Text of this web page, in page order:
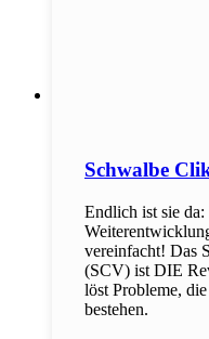
Schwalbe
Endlich ist sie
vereinfacht!
(SCV) ist DIE
löst Probleme,
bestehen.